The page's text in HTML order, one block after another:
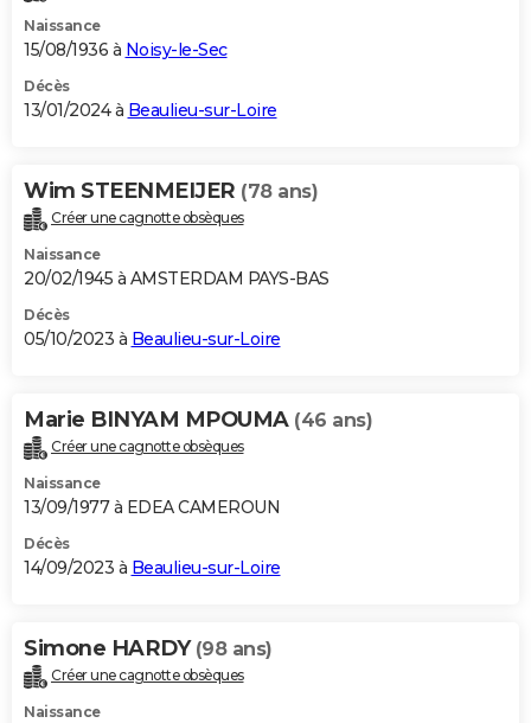
Naissance
15/08/1936 à Noisy-le-Sec
Décès
13/01/2024 à Beaulieu-sur-Loire
Wim STEENMEIJER (78 ans)
Créer une cagnotte obsèques
Naissance
20/02/1945 à AMSTERDAM PAYS-BAS
Décès
05/10/2023 à Beaulieu-sur-Loire
Marie BINYAM MPOUMA (46 ans)
Créer une cagnotte obsèques
Naissance
13/09/1977 à EDEA CAMEROUN
Décès
14/09/2023 à Beaulieu-sur-Loire
Simone HARDY (98 ans)
Créer une cagnotte obsèques
Naissance